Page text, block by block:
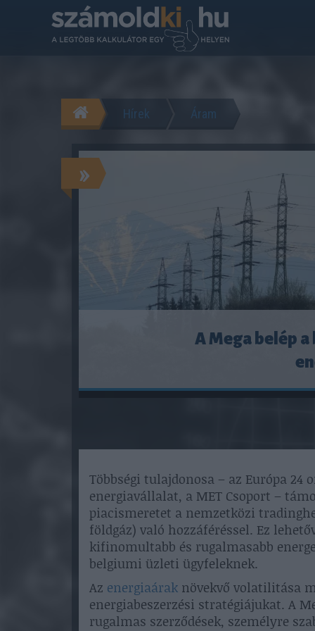
Hírek Áram
»
A Mega belép
Többségi tulajdonosa – az Európa
energiavállalat, a MET Csoport –
piacismeretet a nemzetközi
földgáz) való hozzáféréssel. Ez
kifinomultabb és rugalmasabb
belgiumi üzleti ügyfeleknek.
Az energiaárak növekvő volatilitása
energiabeszerzési stratégiájukat. A
rugalmas szerződések, személyre